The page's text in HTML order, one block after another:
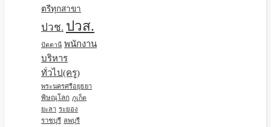
ตรีทุกสาขา
ปวช. ปวส.
ปัตตานี พนักงาน
บริหาร
ทั่วไป(ครู)
พระนครศรีอยุธยา
พิษณุโลก ภูเก็ต
ยะลา ระยอง
ราชบุรี ลพบุรี